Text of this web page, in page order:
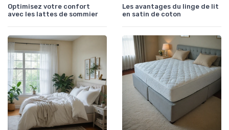
Optimisez votre confort
avec les lattes de sommier
Les avantages du linge de lit
en satin de coton